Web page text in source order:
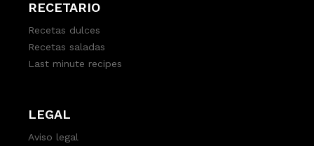
RECETARIO
Recetas dulces
Recetas saladas
Last minute recipes
LEGAL
Aviso legal